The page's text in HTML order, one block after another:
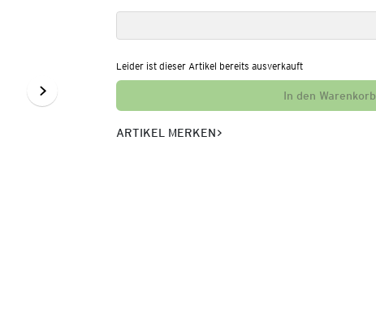
Leider ist dieser Artikel bereits ausverkauft
In den Warenkorb
ARTIKEL MERKEN